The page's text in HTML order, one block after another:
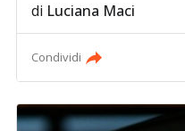
di Luciana Maci
Condividi